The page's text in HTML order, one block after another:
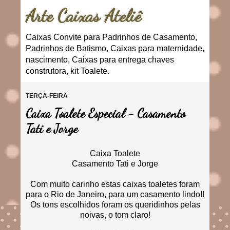
Arte Caixas Ateliê
Caixas Convite para Padrinhos de Casamento,
Padrinhos de Batismo, Caixas para maternidade,
nascimento, Caixas para entrega chaves
construtora, kit Toalete.
TERÇA-FEIRA
Caixa Toalete Especial - Casamento
Tati e Jorge
Caixa Toalete
Casamento Tati e Jorge
Com muito carinho estas caixas toaletes foram
para o Rio de Janeiro, para um casamento lindo!!
Os tons escolhidos foram os queridinhos pelas
noivas, o tom claro!